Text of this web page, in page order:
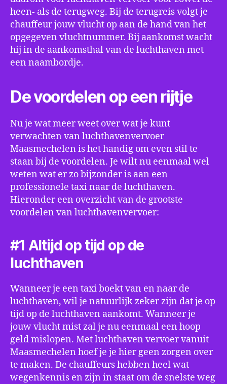
heen- als de terugweg. Bij de terugreis volgt je
chauffeur jouw vlucht op aan de hand van het
opgegeven vluchtnummer. Bij aankomst wacht
hij in de aankomsthal van de luchthaven met
een naambordje.
De voordelen op een rijtje
Nu je wat meer weet over wat je kunt
verwachten van luchthavenvervoer
Maasmechelen is het handig om even stil te
staan bij de voordelen. Je wilt nu eenmaal wel
weten wat er zo bijzonder is aan een
professionele taxi naar de luchthaven.
Hieronder een overzicht van de grootste
voordelen van luchthavenvervoer:
#1 Altijd op tijd op de
luchthaven
Wanneer je een taxi boekt van en naar de
luchthaven, wil je natuurlijk zeker zijn dat je op
tijd op de luchthaven aankomt. Wanneer je
jouw vlucht mist zal je nu eenmaal een hoop
geld mislopen. Met luchthaven vervoer vanuit
Maasmechelen hoef je je hier geen zorgen over
te maken. De chauffeurs hebben heel wat
wegenkennis en zijn in staat om de snelste weg